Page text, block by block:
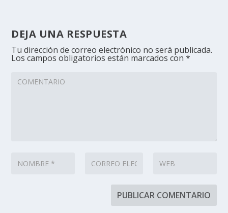
DEJA UNA RESPUESTA
Tu dirección de correo electrónico no será publicada.
Los campos obligatorios están marcados con*